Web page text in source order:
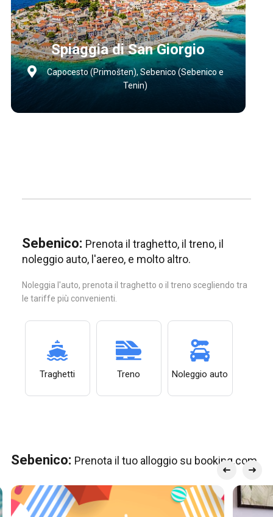
Spiaggia di San Giorgio
Capocesto (Primošten), Sebenico (Sebenico e
Tenin)
Sebenico: Prenota il traghetto, il treno, il
noleggio auto, l'aereo, e molto altro.
Noleggia l'auto, prenota il traghetto o il treno scegliendo tra
le tariffe più convenienti.
Traghetti Treno Noleggio auto
Sebenico: Prenota il tuo alloggio su booking.com